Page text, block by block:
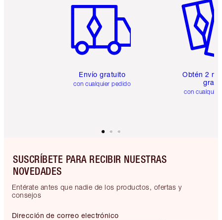
Envío gratuito
con cualquier pedido
Obtén 2
gratis
con
SUSCRÍBETE PARA RECIBIR NUESTRAS
NOVEDADES
Entérate antes que nadie de los productos, ofertas y
consejos
Dirección de correo electrónico